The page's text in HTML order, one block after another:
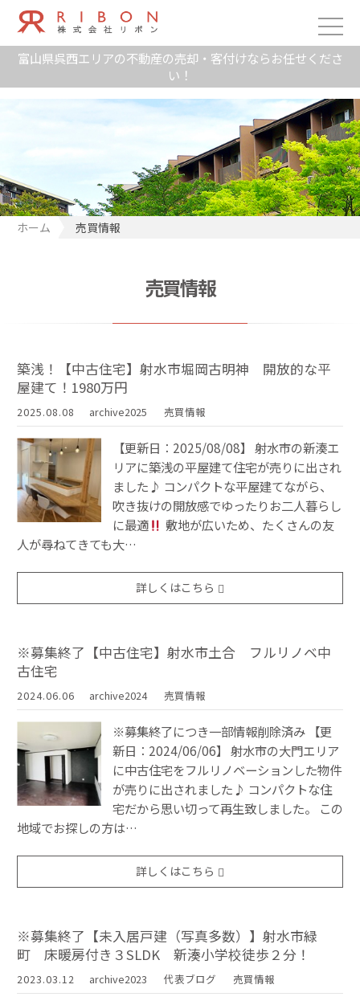
富山県呉西エリアの不動産の売却・客付けならお任せくださ
い！
ホーム 売買情報
売買情報
築浅！【中古住宅】射水市堀岡古明神 開放的な平
屋建て！1980万円
2025.08.08 archive2025 売買情報
【更新日：2025/08/08】 射水市の新湊エ
リアに築浅の平屋建て住宅が売りに出され
ました♪ コンパクトな平屋建てながら、
吹き抜けの開放感でゆったりお二人暮らし
に最適
敷地が広いため、たくさんの友
人が尋ねてきても大…
詳しくはこちら
※募集終了【中古住宅】射水市土合 フルリノベ中
古住宅
2024.06.06 archive2024 売買情報
※募集終了につき一部情報削除済み 【更
新日：2024/06/06】 射水市の大門エリア
に中古住宅をフルリノベーションした物件
が売りに出されました♪ コンパクトな住
宅だから思い切って再生致しました。 この
地域でお探しの方は…
詳しくはこちら
※募集終了【未入居戸建（写真多数）】射水市緑
町 床暖房付き３SLDK 新湊小学校徒歩２分！
2023.03.12 archive2023 代表ブログ 売買情報